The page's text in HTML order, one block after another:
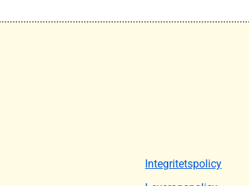
Integritetspolicy